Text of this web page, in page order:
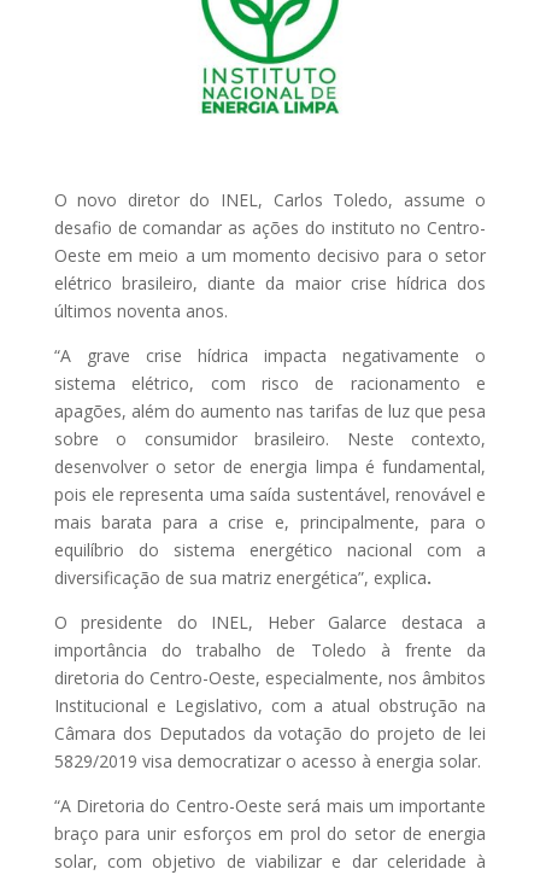
O novo diretor do INEL, Carlos Toledo, assume o
desafio de comandar as ações do instituto no Centro-
Oeste em meio a um momento decisivo para o setor
elétrico brasileiro, diante da maior crise hídrica dos
últimos noventa anos.
“A grave crise hídrica impacta negativamente o
sistema elétrico, com risco de racionamento e
apagões, além do aumento nas tarifas de luz que pesa
sobre o consumidor brasileiro. Neste contexto,
desenvolver o setor de energia limpa é fundamental,
pois ele representa uma saída sustentável, renovável e
mais barata para a crise e, principalmente, para o
equilíbrio do sistema energético nacional com a
diversificação de sua matriz energética”, explica.
O presidente do INEL, Heber Galarce destaca a
importância do trabalho de Toledo à frente da
diretoria do Centro-Oeste, especialmente, nos âmbitos
Institucional e Legislativo, com a atual obstrução na
Câmara dos Deputados da votação do projeto de lei
5829/2019 visa democratizar o acesso à energia solar.
“A Diretoria do Centro-Oeste será mais um importante
braço para unir esforços em prol do setor de energia
solar, com objetivo de viabilizar e dar celeridade à